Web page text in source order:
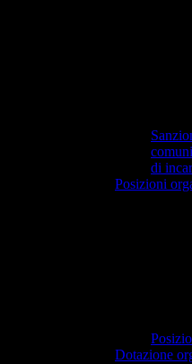
di
Posizioni
Dotazione